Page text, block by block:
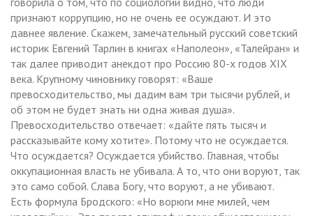
признают коррупцию, но не очень ее осуждают. И это
давнее явление. Скажем, замечательный русский советский
историк Евгений Тарлин в книгах «Наполеон», «Талейран» и
так далее приводит анекдот про Россию 80-х годов XIX
века. Крупному чиновнику говорят: «Ваше
превосходительство, мы дадим вам три тысячи рублей, и
об этом не будет знать ни одна живая душа».
Превосходительство отвечает: «дайте пять тысяч и
рассказывайте кому хотите». Потому что не осуждается.
Что осуждается? Осуждается убийство. Главная, чтобы
оккупационная власть не убивала. А то, что они воруют, так
это само собой. Слава Богу, что воруют, а не убивают.
Есть формула Бродского: «Но ворюги мне милей, чем